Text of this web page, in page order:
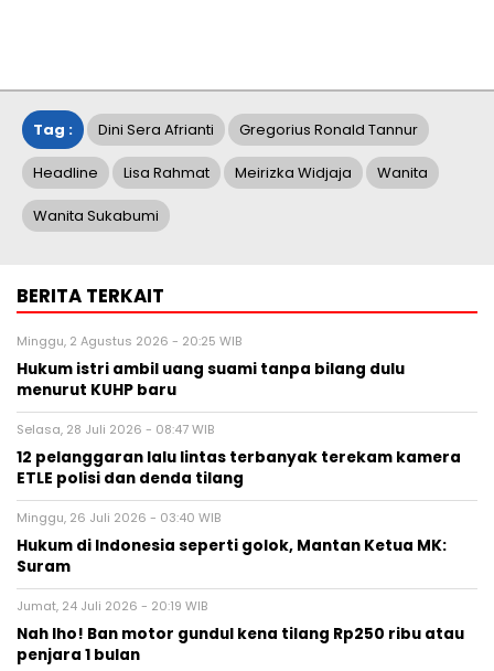
Tag : Dini Sera Afrianti Gregorius Ronald Tannur
Headline Lisa Rahmat Meirizka Widjaja Wanita
Wanita Sukabumi
BERITA TERKAIT
Minggu, 2 Agustus 2026 - 20:25 WIB
Hukum istri ambil uang suami tanpa bilang dulu
menurut KUHP baru
Selasa, 28 Juli 2026 - 08:47 WIB
12 pelanggaran lalu lintas terbanyak terekam kamera
ETLE polisi dan denda tilang
Minggu, 26 Juli 2026 - 03:40 WIB
Hukum di Indonesia seperti golok, Mantan Ketua MK:
Suram
Jumat, 24 Juli 2026 - 20:19 WIB
Nah lho! Ban motor gundul kena tilang Rp250 ribu atau
penjara 1 bulan